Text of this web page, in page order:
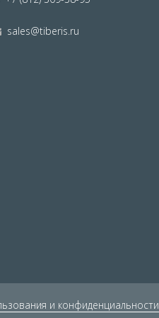
sales@tiberis.ru
и конфиденциальности